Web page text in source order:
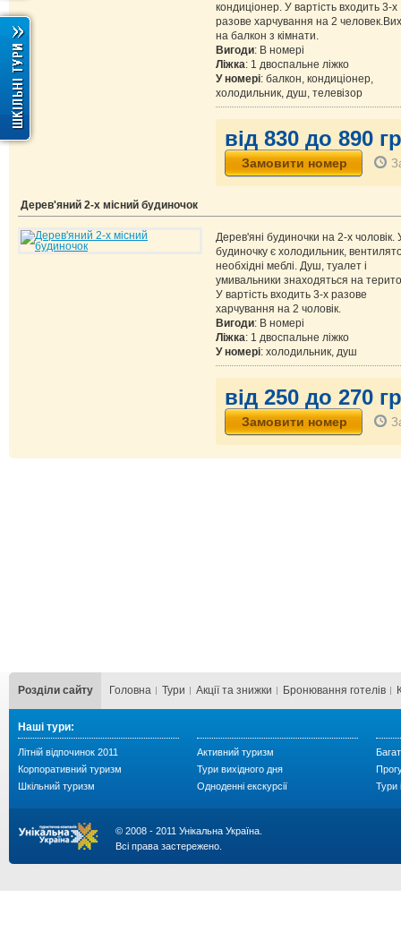
кондиціонер. У вартість входить 3-х
разове харчування на 2
на балкон з кімнати.
Вигоди: В номері
Ліжка: 1 двоспальне ліжко
У номері: балкон, кондиціонер,
холодильник, душ, телевізор
від 830 до 890
Дерев'яний 2-х місний будиночок
Дерев'яні будиночки на 2-х чоловік.
будиночку є холодильник,
необхідні меблі. Душ, туалет і
умивальники знаходяться на
У вартість входить 3-х разове
харчування на 2 чоловік.
Вигоди: В номері
Ліжка: 1 двоспальне ліжко
У номері: холодильник, душ
від 250 до 270
Розділи сайту Головна Тури Акції та знижки Бронювання готелів
Наші тури:
Літній відпочинок 2011
Корпоративний туризм
Шкільний туризм
Активний туризм
Тури вихідного дня
Одноденні екскурсії
Тури
© 2008 - 2011 Унікальна Україна.
Всі права застережено.